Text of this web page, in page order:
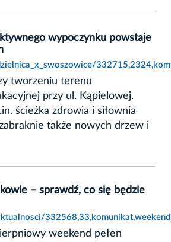
wypoczynku powstaje
tworzeniu terenu
przy ul. Kąpielowej.
ścieżka zdrowia i siłownia
także nowych drzew i
– sprawdź, co się będzie
weekend pełen